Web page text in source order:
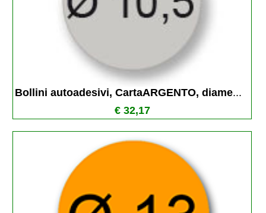
Bollini autoadesivi, CartaARGENTO, diame...
€ 32,17